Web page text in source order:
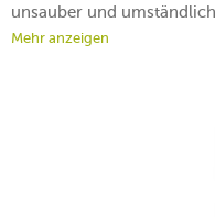
unsauber und
wird daraus ein kleines
keine Schalenstücke,
Mehr anzeigen